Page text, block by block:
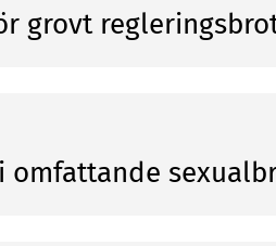
grovt
omfattande